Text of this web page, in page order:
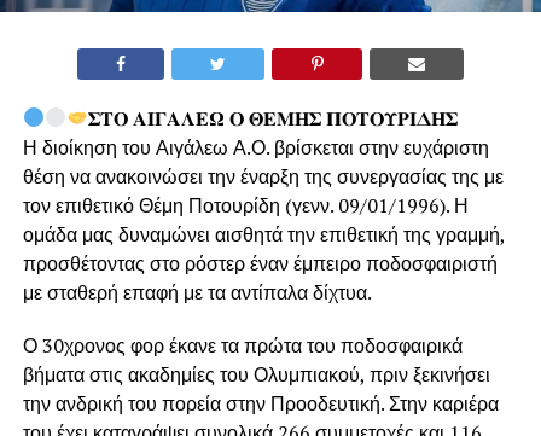
𝚺𝚻𝚶 𝚨𝚰𝚪𝚨𝚲𝚬𝛀 𝚶 𝚯𝚬𝚳𝚮𝚺 𝚷𝚶𝚻𝚶𝚼𝚸𝚰𝚫𝚮𝚺
Η διοίκηση του Αιγάλεω Α.Ο. βρίσκεται στην ευχάριστη
θέση να ανακοινώσει την έναρξη της συνεργασίας της με
τον επιθετικό Θέμη Ποτουρίδη (γενν. 09/01/1996). Η
ομάδα μας δυναμώνει αισθητά την επιθετική της γραμμή,
προσθέτοντας στο ρόστερ έναν έμπειρο ποδοσφαιριστή
με σταθερή επαφή με τα αντίπαλα δίχτυα.
Ο 30χρονος φορ έκανε τα πρώτα του ποδοσφαιρικά
βήματα στις ακαδημίες του Ολυμπιακού, πριν ξεκινήσει
την ανδρική του πορεία στην Προοδευτική. Στην καριέρα